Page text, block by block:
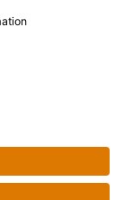
– 2026
Germany